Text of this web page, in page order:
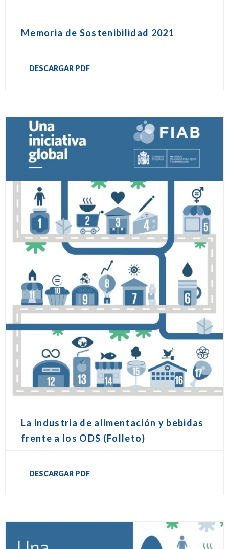
Memoria de Sostenibilidad 2021
DESCARGAR PDF
La industria de alimentación y bebidas
frente a los ODS (Folleto)
DESCARGAR PDF